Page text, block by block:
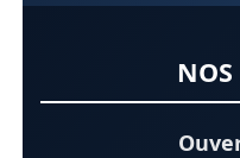
NOS